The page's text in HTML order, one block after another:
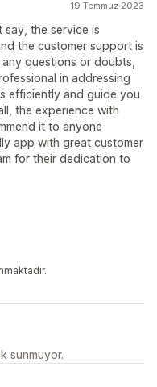
19 Temmuz 2023
say, the service is
the customer support is
questions or doubts,
in addressing
efficiently and guide you
the experience with
it to anyone
app with great customer
for their dedication to
sunmuyor.